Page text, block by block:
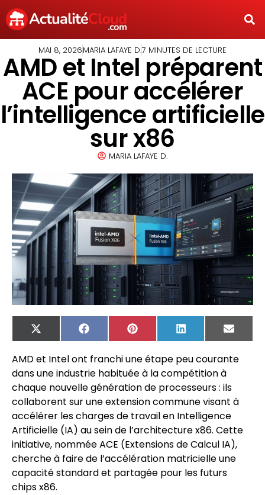
MAI 8, 2026MARIA LAFAYE D.7 MINUTES DE LECTURE
AMD et Intel préparent
ACE pour accélérer
l’intelligence artificielle
sur x86
MARIA LAFAYE D.
X
(Twitter)
FacebookPinterest LinkedIn
Email
AMD et Intel ont franchi une étape peu courante
dans une industrie habituée à la compétition à
chaque nouvelle génération de processeurs : ils
collaborent sur une extension commune visant à
accélérer les charges de travail en Intelligence
Artificielle (IA) au sein de l’architecture x86. Cette
initiative, nommée ACE (Extensions de Calcul IA),
cherche à faire de l’accélération matricielle une
capacité standard et partagée pour les futurs
chips x86.